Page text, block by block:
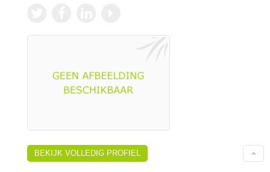
BEKIJK VOLLEDIG PROFIEL